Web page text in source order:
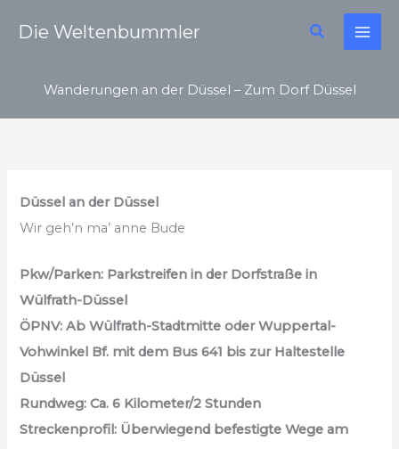
InhaltDie Weltenbummler Suchen
Wanderungen an der Düssel – Zum Dorf Düssel
Düssel an der Düssel
Wir geh’n ma’ anne Bude
Pkw/Parken: Parkstreifen in der Dorfstraße in
Wülfrath-Düssel
ÖPNV: Ab Wülfrath-Stadtmitte oder Wuppertal-
Vohwinkel Bf. mit dem Bus 641 bis zur Haltestelle
Düssel
Rundweg: Ca. 6 Kilometer/2 Stunden
Streckenprofil: Überwiegend befestigte Wege am